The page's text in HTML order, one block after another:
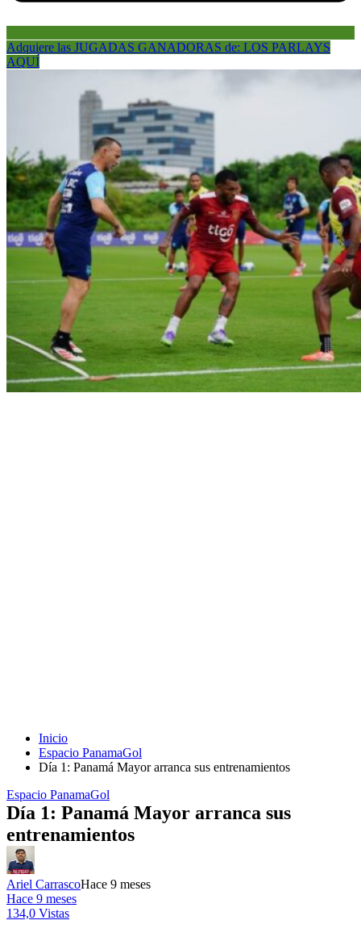
Adquiere las JUGADAS GANADORAS de: LOS PARLAYS
AQUÍ
Inicio
Espacio PanamaGol
Día 1: Panamá Mayor arranca sus entrenamientos
Espacio PanamaGol
Día 1: Panamá Mayor arranca sus
entrenamientos
Ariel CarrascoHace 9 meses
Hace 9 meses
134,0 Vistas